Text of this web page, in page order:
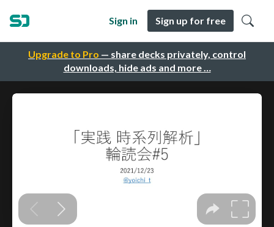
Upgrade to Pro — share decks privately, control
downloads, hide ads and more …
Sign in Sign up for free